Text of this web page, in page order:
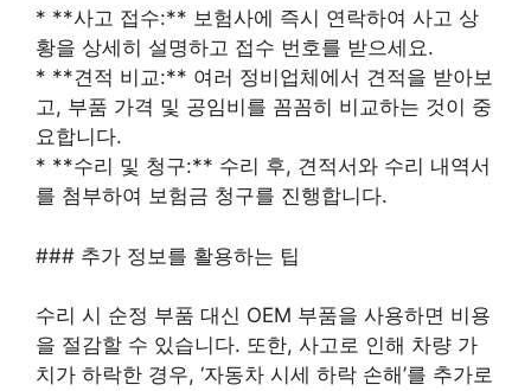
* **사고 접수:** 보험사에 즉시 연락하여 사고 상
황을 상세히 설명하고 접수 번호를 받으세요.
* **견적 비교:** 여러 정비업체에서 견적을 받아보
고, 부품 가격 및 공임비를 꼼꼼히 비교하는 것이 중
요합니다.
* **수리 및 청구:** 수리 후, 견적서와 수리 내역서
를 첨부하여 보험금 청구를 진행합니다.
### 추가 정보를 활용하는 팁
수리 시 순정 부품 대신 OEM 부품을 사용하면 비용
을 절감할 수 있습니다. 또한, 사고로 인해 차량 가
치가 하락한 경우, ‘자동차 시세 하락 손해’를 추가로